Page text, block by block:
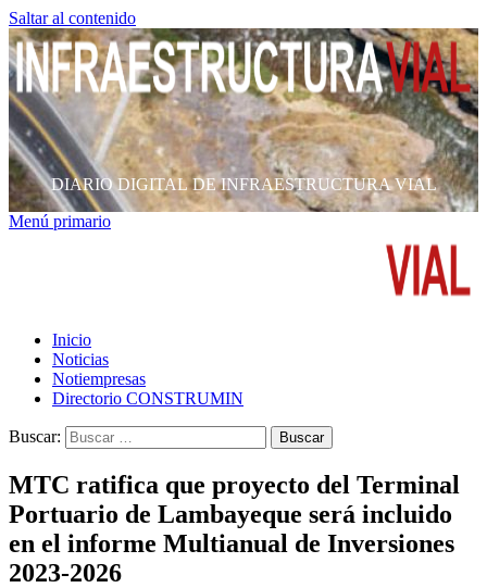
Saltar al contenido
DIARIO DIGITAL DE INFRAESTRUCTURA VIAL
Menú primario
Inicio
Noticias
Notiempresas
Directorio CONSTRUMIN
Buscar:
MTC ratifica que proyecto del Terminal
Portuario de Lambayeque será incluido
en el informe Multianual de Inversiones
2023-2026